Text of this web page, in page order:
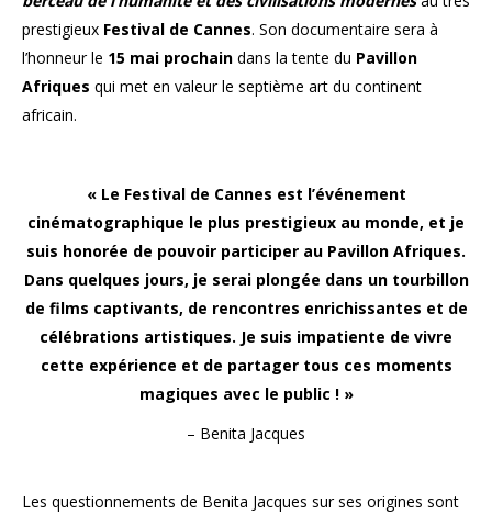
prestigieux Festival de Cannes. Son documentaire sera à
l’honneur le 15 mai prochain dans la tente du Pavillon
Afriques qui met en valeur le septième art du continent
africain.
« Le Festival de Cannes est l’événement
cinématographique le plus prestigieux au monde, et je
suis honorée de pouvoir participer au Pavillon Afriques.
Dans quelques jours, je serai plongée dans un tourbillon
de films captivants, de rencontres enrichissantes et de
célébrations artistiques. Je suis impatiente de vivre
cette expérience et de partager tous ces moments
magiques avec le public ! »
– Benita Jacques
Les questionnements de Benita Jacques sur ses origines sont